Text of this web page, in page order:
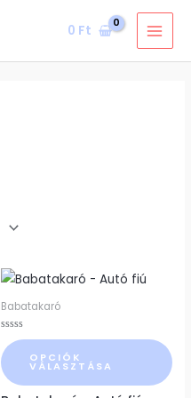
0 Ft
Babatakaró
Értékelés:
0
/
5
OPCIÓK
VÁLASZTÁSA
Ennek
a
terméknek
több
variációja
van.